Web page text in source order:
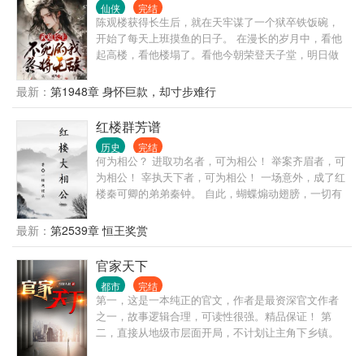
仙侠 完结
陈观楼获得长生后，就在天牢谋了一个狱卒铁饭碗，
开始了每天上班摸鱼的日子。 在漫长的岁月中，看他
起高楼，看他楼塌了。看他今朝荣登天子堂，明日做
贵，看他国破家亡。 变化的是岁月人生，不变的是长
生岁月。陈观楼熬死了宗师，熬死了大宗师，熬死了
一个个大佬，终究成为无敌的存在。
最新： 第1948章 身怀巨款，却寸步难行
红楼群芳谱
历史 完结
何为相公？ 进取功名者，可为相公！ 举案齐眉者，可
为相公！ 宰执天下者，可为相公！ 一场意外，成了红
楼秦可卿的弟弟秦钟。 自此，蝴蝶煽动翅膀，一切有
最新： 第2539章 恒王奖赏
官家天下
都市 完结
第一，这是一本纯正的官文，作者是最资深官文作者
之一，故事逻辑合理，可读性很强。精品保证！ 第
二，直接从地级市层面开局，不计划让主角下乡镇。